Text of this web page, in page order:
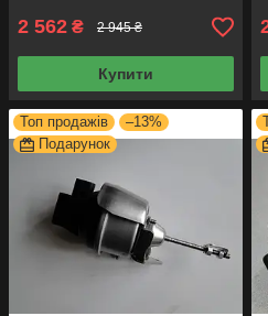
2 562 ₴ 2 945 ₴
Купити
Топ продажів
–13%
Подарунок